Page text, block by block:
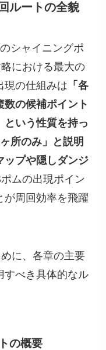
ルートの全貌
シャイニングポ
における最大の
現の仕組みは 「各
の候補ポイント
という性質を持っ
所のみ」と説明
ップや隠しダンジ
ムの出現ポイン
が周回効率を飛躍
に、各章の主要
すべき具体的なル
の概要